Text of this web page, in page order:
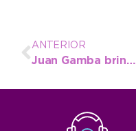
ANTERIOR
Juan Gamba brindó detalles de lo que será el 64º Festival Infantil